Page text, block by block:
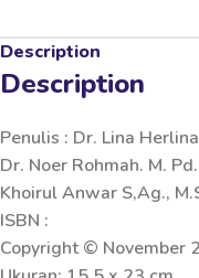
Description
Description
Penulis : Dr. Lina
Dr. Noer Rohmah. M.
Khoirul Anwar S,Ag.,
ISBN :
Copyright © November